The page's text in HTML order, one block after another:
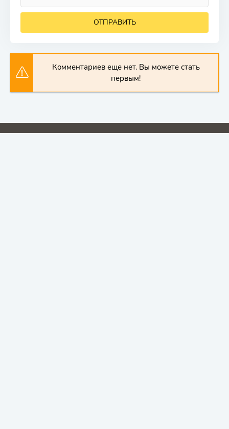
ОТПРАВИТЬ
Комментариев еще нет. Вы можете стать
первым!